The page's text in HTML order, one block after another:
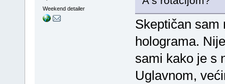
Weekend detailer
Skeptičan sam
holograma.
sami kako je s
Uglavnom,